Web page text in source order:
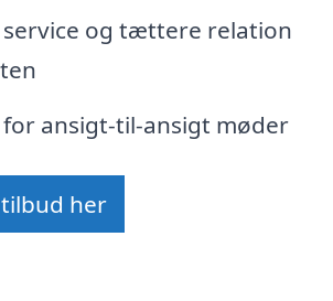
service og tættere relation
ansigt-til-ansigt møder
her